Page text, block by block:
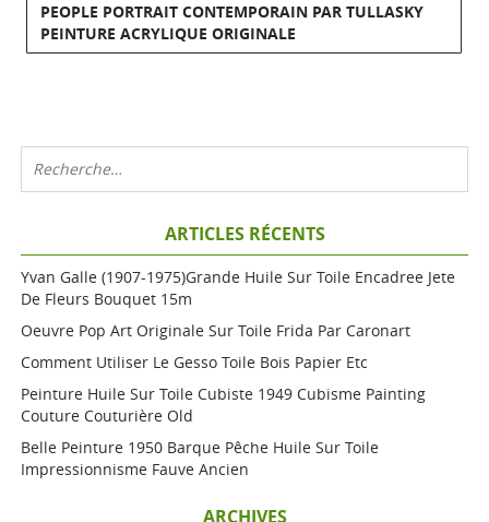
PEOPLE PORTRAIT CONTEMPORAIN PAR TULLASKY
PEINTURE ACRYLIQUE ORIGINALE
ARTICLES RÉCENTS
Yvan Galle (1907-1975)grande Huile Sur Toile Encadree Jete
De Fleurs Bouquet 15m
Oeuvre Pop Art Originale Sur Toile Frida Par Caronart
Comment Utiliser Le Gesso Toile Bois Papier Etc
Peinture Huile Sur Toile Cubiste 1949 Cubisme Painting
Couture Couturière Old
Belle Peinture 1950 Barque Pêche Huile Sur Toile
Impressionnisme Fauve Ancien
ARCHIVES